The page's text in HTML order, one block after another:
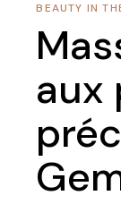
BEAUTY IN
aux